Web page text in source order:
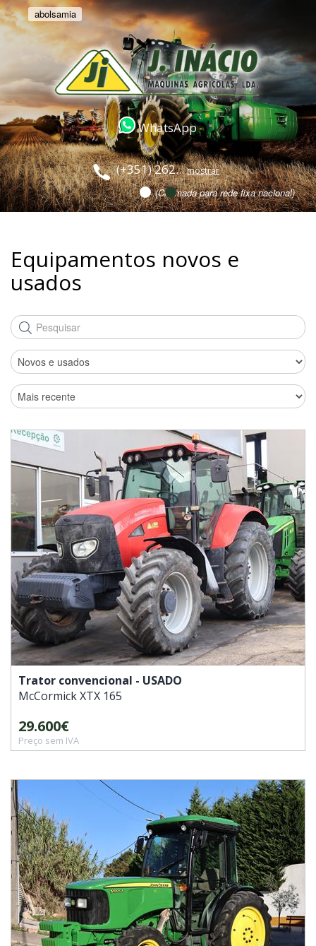
abolsamia
WhatsApp
(+351) 262...mostrar
(Chamada para rede fixa nacional)
Equipamentos novos e
usados
Trator convencional - USADO
McCormickXTX 165
29.600€
Preço sem IVA